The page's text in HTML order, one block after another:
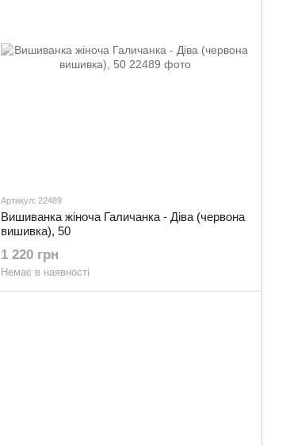
Артикул: 22489
Вишиванка жіноча Галичанка - Діва (червона
вишивка), 50
1 220 грн
Немає в наявності